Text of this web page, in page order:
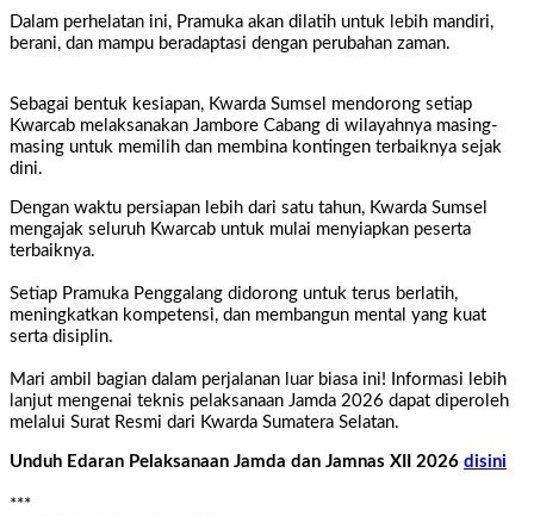
Dalam perhelatan ini, Pramuka akan dilatih untuk lebih mandiri,
berani, dan mampu beradaptasi dengan perubahan zaman.
Sebagai bentuk kesiapan, Kwarda Sumsel mendorong setiap
Kwarcab melaksanakan Jambore Cabang di wilayahnya masing-
masing untuk memilih dan membina kontingen terbaiknya sejak
dini.
Dengan waktu persiapan lebih dari satu tahun, Kwarda Sumsel
mengajak seluruh Kwarcab untuk mulai menyiapkan peserta
terbaiknya.
Setiap Pramuka Penggalang didorong untuk terus berlatih,
meningkatkan kompetensi, dan membangun mental yang kuat
serta disiplin.
Mari ambil bagian dalam perjalanan luar biasa ini! Informasi lebih
lanjut mengenai teknis pelaksanaan Jamda 2026 dapat diperoleh
melalui Surat Resmi dari Kwarda Sumatera Selatan.
Unduh Edaran Pelaksanaan Jamda dan Jamnas XII 2026 disini
***